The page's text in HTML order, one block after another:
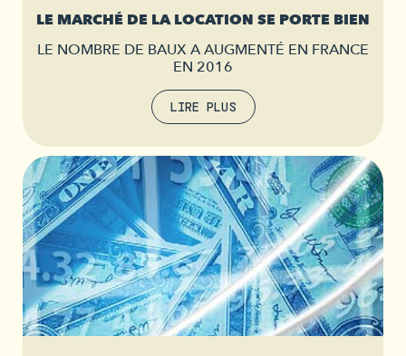
LE MARCHÉ DE LA LOCATION SE PORTE BIEN
LE NOMBRE DE BAUX A AUGMENTÉ EN FRANCE
EN 2016
LIRE PLUS